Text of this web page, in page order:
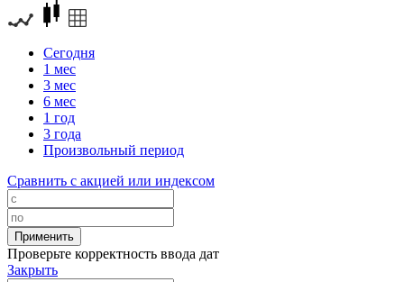
Сегодня
1 мес
3 мес
6 мес
1 год
3 года
Произвольный период
Сравнить с акцией или индексом
Проверьте корректность ввода дат
Закрыть